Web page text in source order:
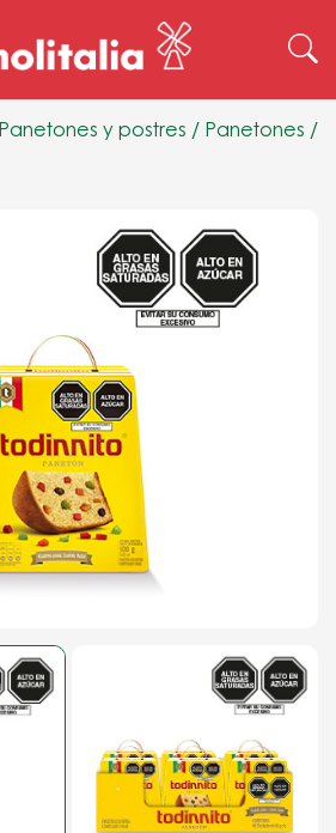
Panetones y postres / Panetones /